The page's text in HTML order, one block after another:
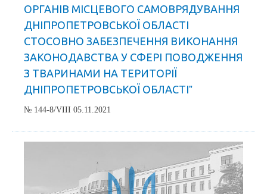
ОРГАНІВ МІСЦЕВОГО САМОВРЯДУВАННЯ
ДНІПРОПЕТРОВСЬКОЇ ОБЛАСТІ
СТОСОВНО ЗАБЕЗПЕЧЕННЯ ВИКОНАННЯ
ЗАКОНОДАВСТВА У СФЕРІ ПОВОДЖЕННЯ
З ТВАРИНАМИ НА ТЕРИТОРІЇ
ДНІПРОПЕТРОВСЬКОЇ ОБЛАСТІˮ
№ 144-8/VIII 05.11.2021